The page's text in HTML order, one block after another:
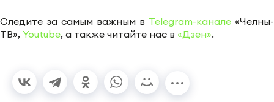
Следите за самым важным в Telegram-канале «Челны-
ТВ», Youtube, а также читайте нас в «Дзен».